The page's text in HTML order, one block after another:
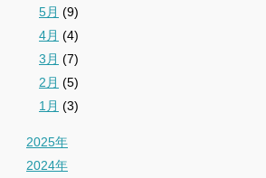
5月 (9)
4月 (4)
3月 (7)
2月 (5)
1月 (3)
2025年
2024年